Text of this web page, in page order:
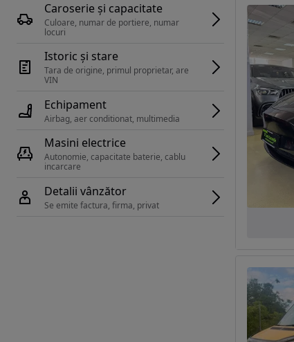
Caroserie și capacitate
Culoare, numar de portiere, numar
locuri
Istoric și stare
Tara de origine, primul proprietar, are
Echipament
Airbag, aer conditionat, multimedia
Masini electrice
Autonomie, capacitate baterie, cablu
Detalii vânzător
Se emite factura, firma, privat